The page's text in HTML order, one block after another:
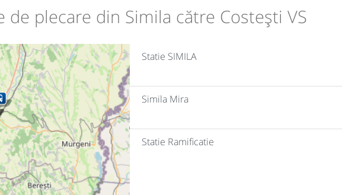
de plecare din Simila către Costești VS
Statie SIMILA
Simila Mira
Statie Ramificatie